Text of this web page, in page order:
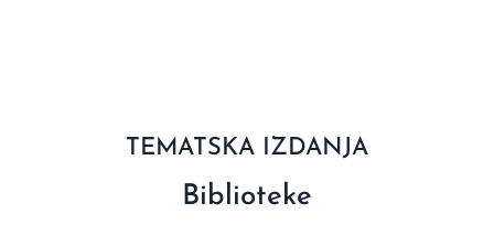
TEMATSKA IZDANJA
Biblioteke